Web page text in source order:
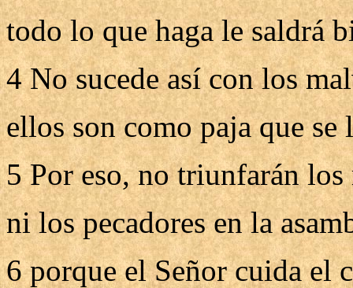
todo lo que haga le saldrá
4 No sucede así con los
ellos son como paja que
5 Por eso, no triunfarán
ni los pecadores en la
6 porque el Señor cuida el